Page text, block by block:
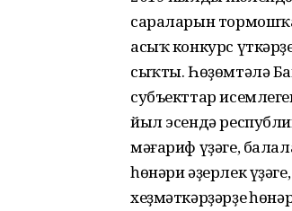
сараларын
асыҡ конкурс
сыҡты. Һөҙөмтәлә
субъекттар
йыл эсендә
мәғариф үҙәге,
һөнәри әҙерлек
хеҙмәткәрҙәрҙең